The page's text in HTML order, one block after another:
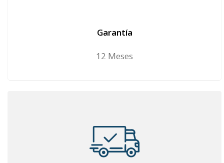
Garantía
12 Meses